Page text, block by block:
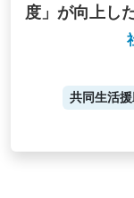
度」が向上し
共同生活